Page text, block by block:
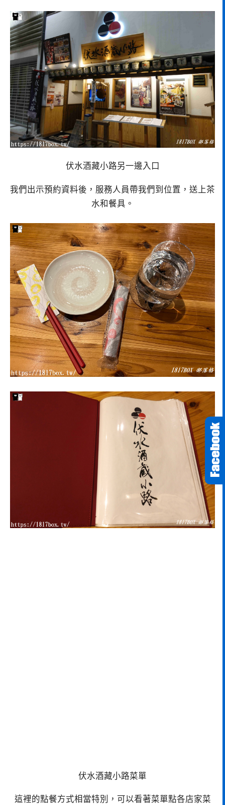
伏水酒藏小路另一邊入口
我們出示預約資料後，服務人員帶我們到位置，送上茶
水和餐具。
伏水酒藏小路菜單
這裡的點餐方式相當特別，可以看著菜單點各店家菜